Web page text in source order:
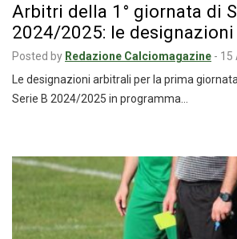
Arbitri della 1° giornata di
2024/2025: le designazioni
Posted by Redazione Calciomagazine - 15
Le designazioni arbitrali per la prima
Serie B 2024/2025 in programma…